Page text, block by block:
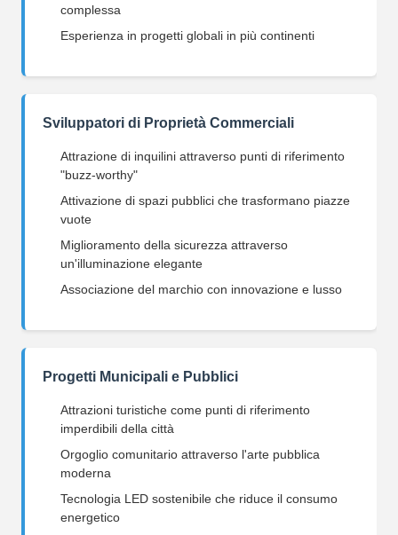
complessa
Esperienza in progetti globali in più continenti
Sviluppatori di Proprietà Commerciali
Attrazione di inquilini attraverso punti di riferimento
"buzz-worthy"
Attivazione di spazi pubblici che trasformano piazze
vuote
Miglioramento della sicurezza attraverso
un'illuminazione elegante
Associazione del marchio con innovazione e lusso
Progetti Municipali e Pubblici
Attrazioni turistiche come punti di riferimento
imperdibili della città
Orgoglio comunitario attraverso l'arte pubblica
moderna
Tecnologia LED sostenibile che riduce il consumo
energetico